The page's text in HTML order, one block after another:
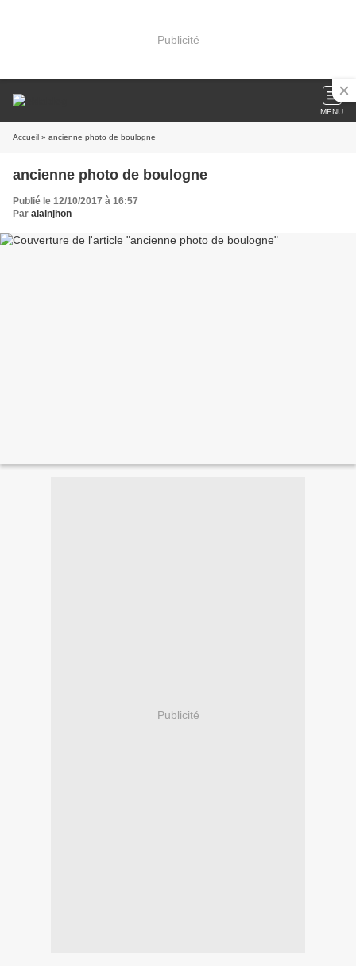
Publicité
MENU
Accueil » ancienne photo de boulogne
ancienne photo de boulogne
Publié le 12/10/2017 à 16:57
Par alainjhon
Publicité